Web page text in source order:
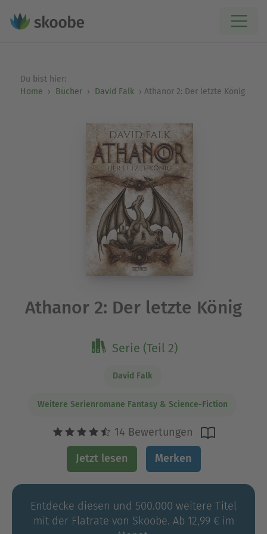
Du bist hier:
Home
Bücher David Falk Athanor 2: Der letzte König
Athanor 2: Der letzte König
Serie (Teil 2)
David Falk
Weitere Serienromane Fantasy & Science-Fiction
14 Bewertungen
Jetzt lesen Merken
Entdecke diesen und 500.000 weitere Titel
mit der Flatrate von Skoobe. Ab 12,99 € im